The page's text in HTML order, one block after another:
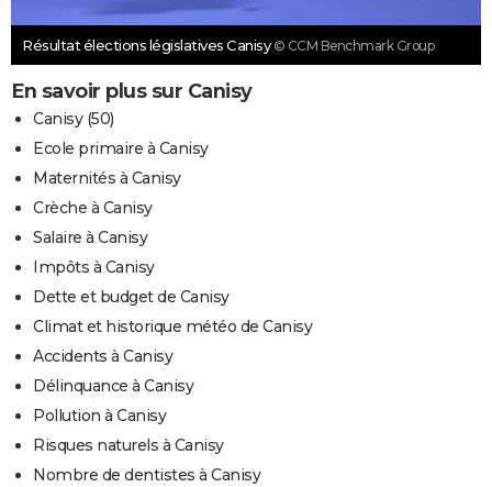
Résultat élections législatives Canisy © CCM Benchmark Group
En savoir plus sur Canisy
Canisy (50)
Ecole primaire à Canisy
Maternités à Canisy
Crèche à Canisy
Salaire à Canisy
Impôts à Canisy
Dette et budget de Canisy
Climat et historique météo de Canisy
Accidents à Canisy
Délinquance à Canisy
Pollution à Canisy
Risques naturels à Canisy
Nombre de dentistes à Canisy